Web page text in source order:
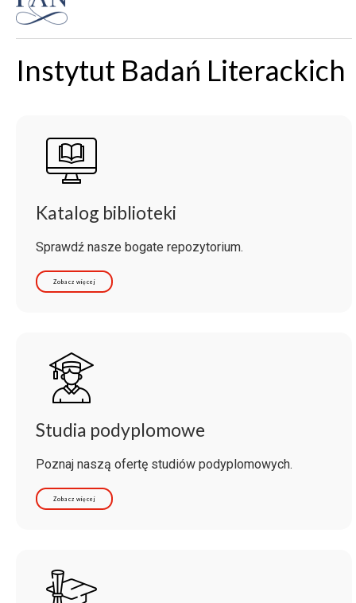
Instytut Badań Literackich
Katalog biblioteki
Sprawdź nasze bogate repozytorium.
Zobacz więcej
Studia podyplomowe
Poznaj naszą ofertę studiów podyplomowych.
Zobacz więcej